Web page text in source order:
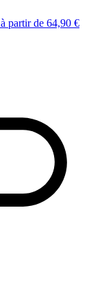
à partir de 64,90 €